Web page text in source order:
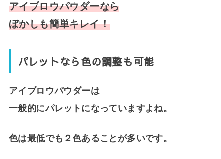
アイブロウパウダーなら
ぼかしも簡単キレイ！
パレットなら色の調整も可能
アイブロウパウダーは
一般的にパレットになっていますよね。
色は最低でも２色あることが多いです。